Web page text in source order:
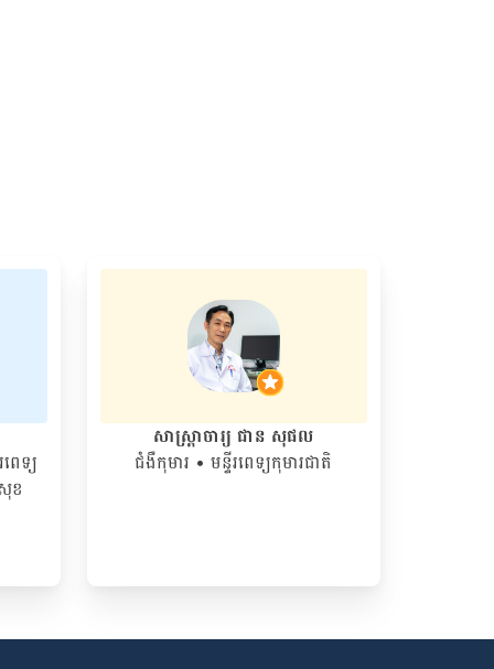
សាស្រ្តាចារ្យ ជាន សុផល
ជំងឺកុមារ • មន្ទីរពេទ្យកុមារជាតិ
េទ្យ
ខ